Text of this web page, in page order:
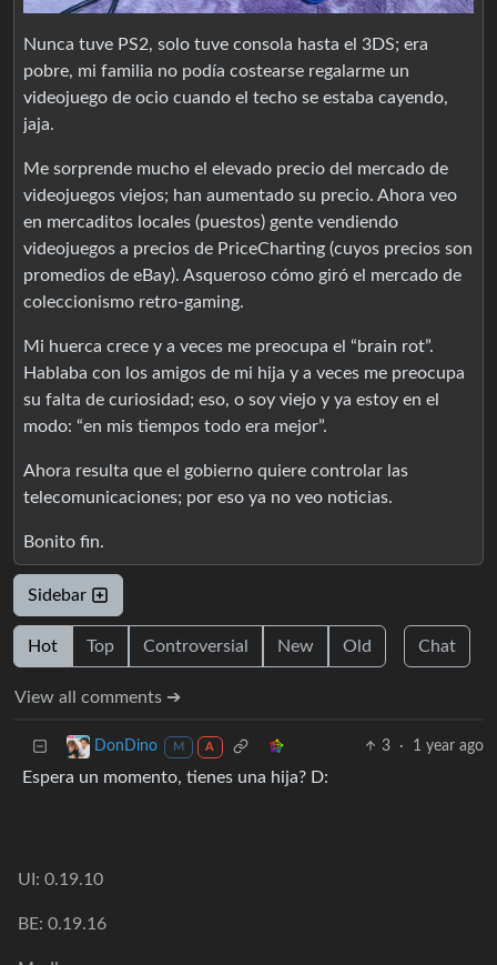
Nunca tuve PS2, solo tuve consola hasta el 3DS; era
pobre, mi familia no podía costearse regalarme un
videojuego de ocio cuando el techo se estaba cayendo,
jaja.
Me sorprende mucho el elevado precio del mercado de
videojuegos viejos; han aumentado su precio. Ahora veo
en mercaditos locales (puestos) gente vendiendo
videojuegos a precios de PriceCharting (cuyos precios son
promedios de eBay). Asqueroso cómo giró el mercado de
coleccionismo retro-gaming.
Mi huerca crece y a veces me preocupa el “brain rot”.
Hablaba con los amigos de mi hija y a veces me preocupa
su falta de curiosidad; eso, o soy viejo y ya estoy en el
modo: “en mis tiempos todo era mejor”.
Ahora resulta que el gobierno quiere controlar las
telecomunicaciones; por eso ya no veo noticias.
Bonito fin.
Sidebar
Hot Top Controversial New Old Chat
View all comments ➔
DonDino M A 3 · 1 year ago
Espera un momento, tienes una hija? D:
UI: 0.19.10
BE: 0.19.16